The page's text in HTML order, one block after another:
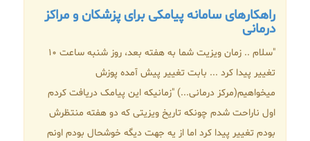
راهکارهای سامانه پیامکی برای پزشکان و مراکز
درمانی
"سلام .. زمان ویزیت شما به هفته بعد، روز شنبه ساعت 10
تغییر پیدا کرد ... بابت تغییر پیش آمده پوزش
میخواهیم(مرکز درمانی...) "زمانیکه این پیامک دریافت کردم
اول ناراحت شدم چونکه تاریخ ویزیتی که دو هفته منتظرش
بودم تغییر پیدا کرد اما از یه جهت دیگه خوشحال بودم اونم